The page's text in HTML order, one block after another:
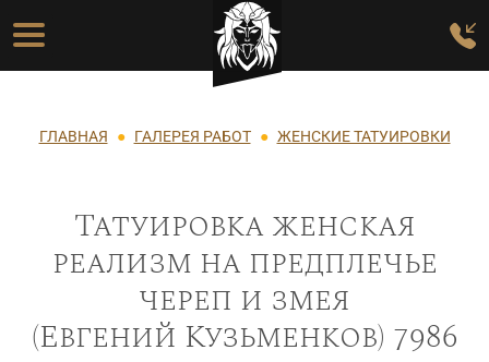
Перейти к основному содержанию
Основная навигация
Строка навигации
ГЛАВНАЯ ГАЛЕРЕЯ РАБОТ ЖЕНСКИЕ ТАТУИРОВКИ
Татуировка женская
реализм на предплечье
череп и змея
(Евгений Кузьменков) 7986